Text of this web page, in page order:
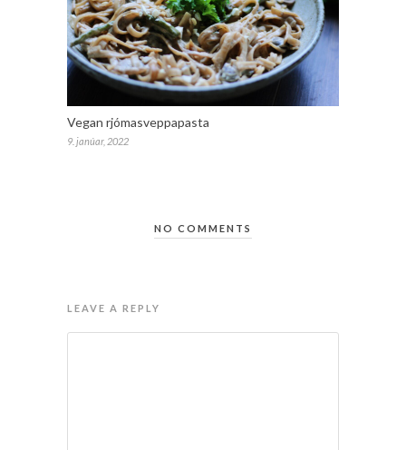
Vegan rjómasveppapasta
9. janúar, 2022
NO COMMENTS
LEAVE A REPLY